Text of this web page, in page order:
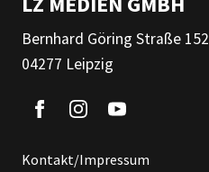
Bernhard Göring Straße 152
04277 Leipzig
Kontakt/Impressum